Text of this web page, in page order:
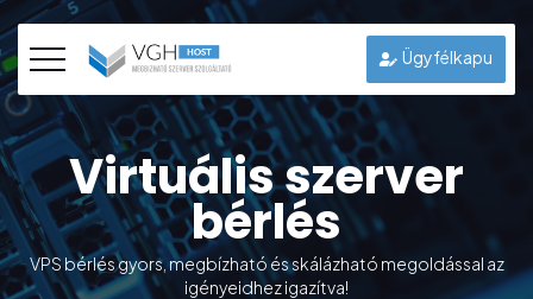
Ügyfélkapu
Virtuális szerver
bérlés
VPS bérlés gyors, megbízható és skálázható megoldással az
igényeidhez igazítva!